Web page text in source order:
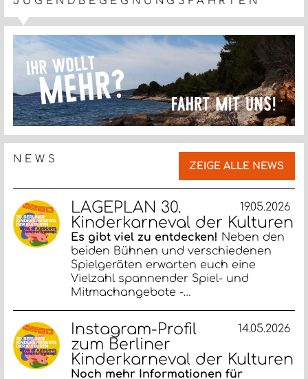
NEWS
ZEIGE ALLE NEWS
19.05.2026
LAGEPLAN 30.
Kinderkarneval der Kulturen
Es gibt viel zu entdecken! Neben den
beiden Bühnen und verschiedenen
Spielgeräten erwarten euch eine
Vielzahl spannender Spiel- und
Mitmachangebote -…
14.05.2026
Instagram-Profil
zum Berliner
Kinderkarneval der Kulturen
Noch mehr Informationen für